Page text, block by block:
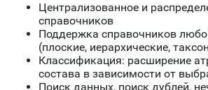
Централизованное и
справочников
Поддержка справочников
(плоские, иерархические,
Классификация: расширение
состава в зависимости от
Поиск данных, поиск дублей,